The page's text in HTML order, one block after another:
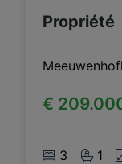
Propriété
€
3 1